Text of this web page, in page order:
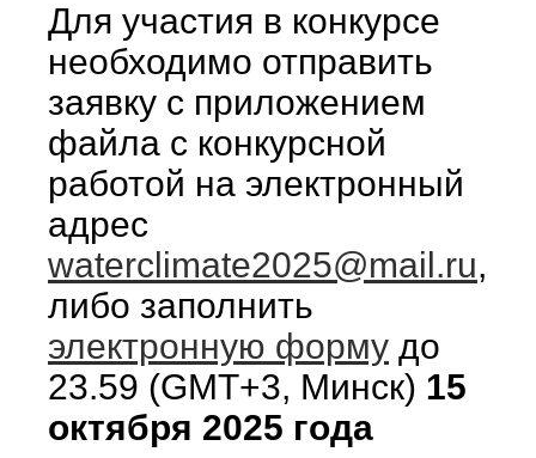
Для участия в конкурсе
необходимо отправить
заявку с приложением
файла с конкурсной
работой на электронный
адрес
waterclimate2025@mail.ru,
либо заполнить
электронную форму до
23.59 (GMT+3, Минск) 15
октября 2025 года